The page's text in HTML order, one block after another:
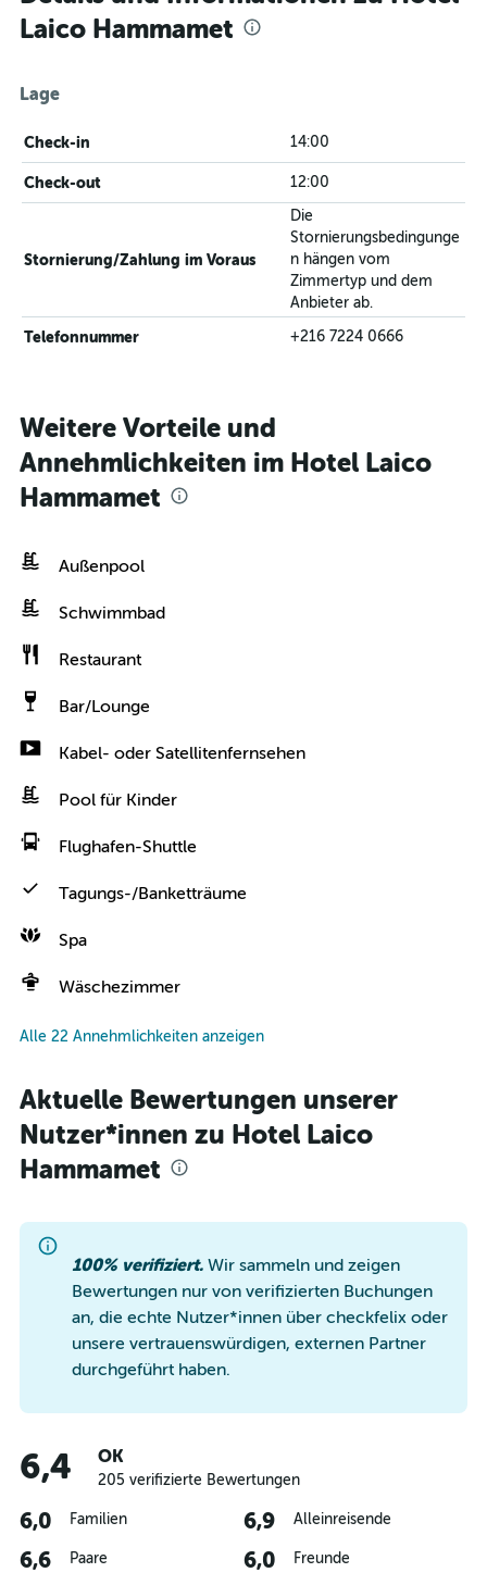
Laico Hammamet
Lage
Check-in 14:00
Check-out 12:00
Stornierung/Zahlung im Voraus
Die
Stornierungsbedingunge
n hängen vom
Zimmertyp und dem
Anbieter ab.
Telefonnummer +216 7224 0666
Weitere Vorteile und
Annehmlichkeiten im Hotel Laico
Hammamet
Außenpool
Schwimmbad
Restaurant
Bar/Lounge
Kabel- oder Satellitenfernsehen
Pool für Kinder
Flughafen-Shuttle
Tagungs-/Banketträume
Spa
Wäschezimmer
Alle 22 Annehmlichkeiten anzeigen
Aktuelle Bewertungen unserer
Nutzer*innen zu Hotel Laico
Hammamet
100% verifiziert. Wir sammeln und zeigen
Bewertungen nur von verifizierten Buchungen
an, die echte Nutzer*innen über checkfelix oder
unsere vertrauenswürdigen, externen Partner
durchgeführt haben.
6,4 OK
205 verifizierte Bewertungen
6,0 Familien 6,9 Alleinreisende
6,6 Paare 6,0 Freunde